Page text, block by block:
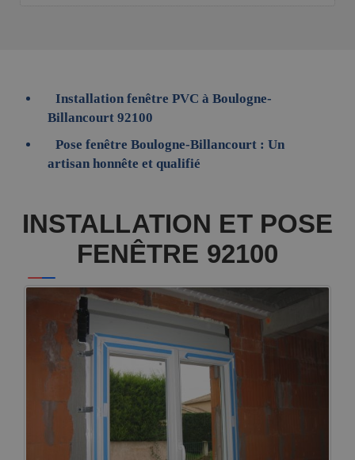
Installation fenêtre PVC à Boulogne-
Billancourt 92100
Pose fenêtre Boulogne-Billancourt : Un
artisan honnête et qualifié
INSTALLATION ET POSE
FENÊTRE 92100